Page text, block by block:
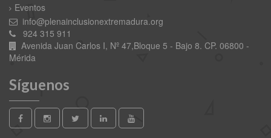
Eventos
info@plenainclusionextremadura.org
924 315 911
Avenida Juan Carlos I, Nº 47,Bloque 5 - Bajo 8. CP. 06800 -
Mérida
Síguenos